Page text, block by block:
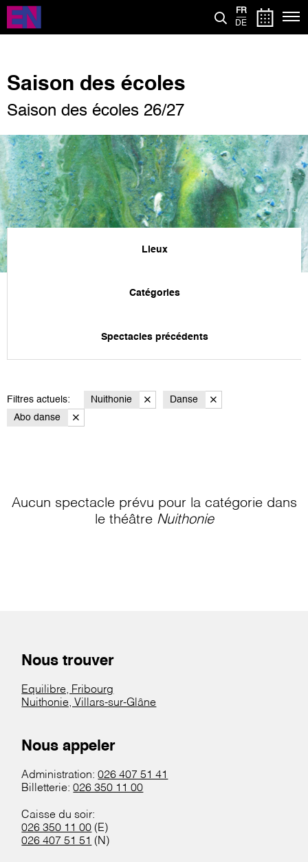
Aller
contenu
FR
DE
Saison des écoles
Saison des écoles 26/27
Lieux
Catégories
Spectacles précédents
Filtres actuels: Nuithonie
Danse
Abo danse
Aucun spectacle prévu pour la catégorie dans
le théâtre Nuithonie
Nous trouver
Equilibre, Fribourg
Nuithonie, Villars-sur-Glâne
Nous appeler
Administration:026 407 51 41
Billetterie:026 350 11 00
Caisse du soir:
026 350 11 00 (E)
026 407 51 51 (N)